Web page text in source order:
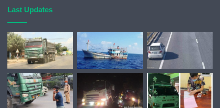
Last Updates